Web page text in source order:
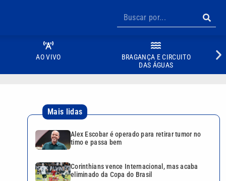
AO VIVO
BRAGANÇA E CIRCUITO
DAS ÁGUAS
Mais lidas
Alex Escobar é operado para retirar tumor no
timo e passa bem
Corinthians vence Internacional, mas acaba
eliminado da Copa do Brasil